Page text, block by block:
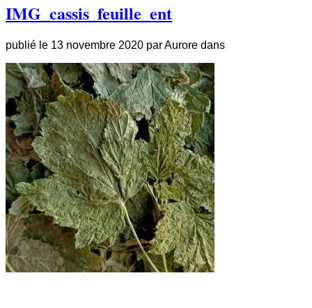
IMG_cassis_feuille_ent
publié le 13 novembre 2020 parAurore dans